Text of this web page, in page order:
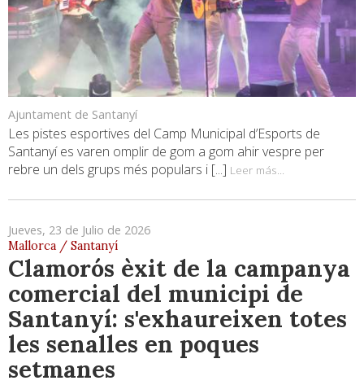
Ajuntament de Santanyí
Les pistes esportives del Camp Municipal d’Esports de
Santanyí es varen omplir de gom a gom ahir vespre per
rebre un dels grups més populars i [...] Leer más...
Jueves, 23 de Julio de 2026
Mallorca / Santanyí
Clamorós èxit de la campanya
comercial del municipi de
Santanyí: s'exhaureixen totes
les senalles en poques
setmanes